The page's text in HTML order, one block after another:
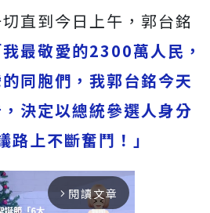
直到今日上午，郭台銘
我最敬愛的2300萬人民，
同胞們，我郭台銘今天
決定以總統參選人身分
上不斷奮鬥！」
arrow_forward_ios 閱讀文章